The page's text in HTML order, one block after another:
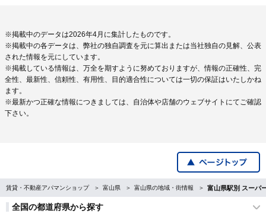
※掲載中のデータは2026年4月に集計したものです。
※掲載中の各データは、弊社の独自調査を元に算出または当社独自の見解、公表
された情報を元にしています。
※掲載している情報は、万全を期すように努めておりますが、情報の正確性、完
全性、最新性、信頼性、有用性、目的適合性については一切の保証はいたしかね
ます。
※最新かつ正確な情報につきましては、自治体や店舗のウェブサイトにてご確認
下さい。
賃貸・不動産アパマンショップ 富山県 富山県の地域・街情報 富山県駅別 スーパ
全国の都道府県から探す